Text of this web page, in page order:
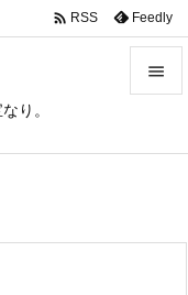
り。

 RSS Feedly